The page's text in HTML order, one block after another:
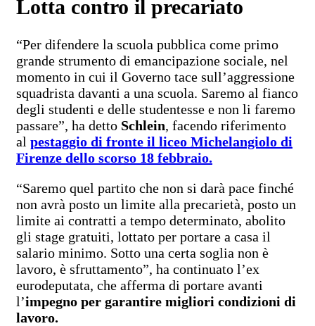
Lotta contro il precariato
“Per difendere la scuola pubblica come primo
grande strumento di emancipazione sociale, nel
momento in cui il Governo tace sull’aggressione
squadrista davanti a una scuola. Saremo al fianco
degli studenti e delle studentesse e non li faremo
passare”, ha detto Schlein, facendo riferimento
al pestaggio di fronte il liceo Michelangiolo di
Firenze dello scorso 18 febbraio.
“Saremo quel partito che non si darà pace finché
non avrà posto un limite alla precarietà, posto un
limite ai contratti a tempo determinato, abolito
gli stage gratuiti, lottato per portare a casa il
salario minimo. Sotto una certa soglia non è
lavoro, è sfruttamento”, ha continuato l’ex
eurodeputata, che afferma di portare avanti
l’impegno per garantire migliori condizioni di
lavoro.